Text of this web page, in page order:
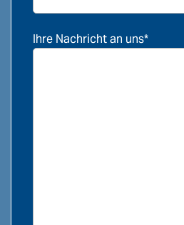
Ihre Nachricht an uns*